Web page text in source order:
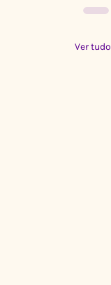
Ver tudo